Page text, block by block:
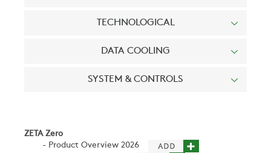
TECHNOLOGICAL
DATA COOLING
SYSTEM & CONTROLS
ZETA Zero
- Product Overview 2026